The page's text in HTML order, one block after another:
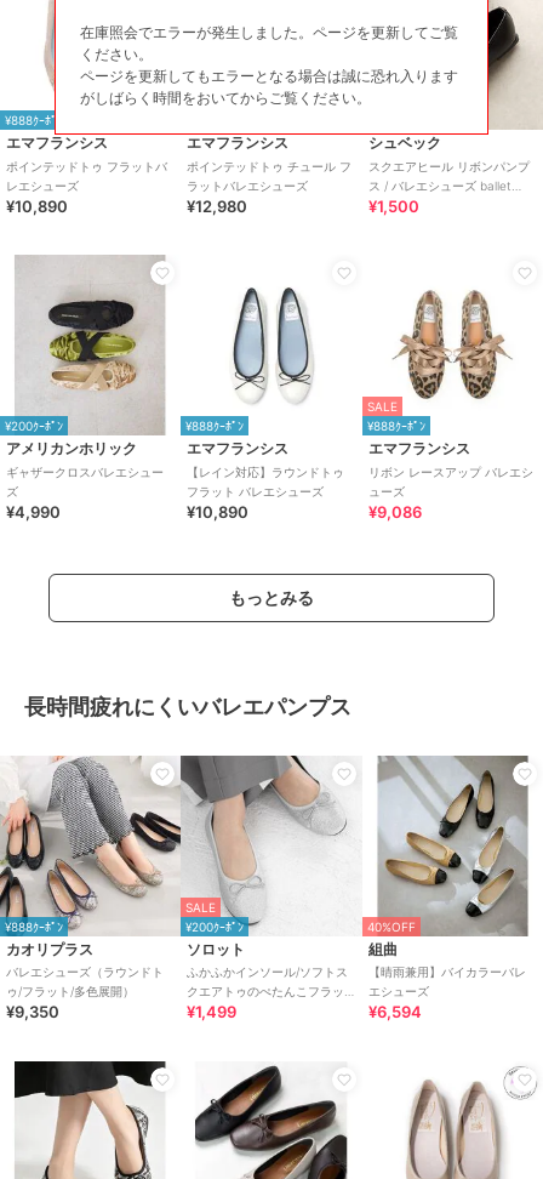
アトゥ
原産国 中国
¥888ｸｰﾎﾟﾝ
エマフランシス
ポインテッドトゥ フラットバ
レエシューズ
¥10,890
エマフランシス
ポインテッドトゥ チュール フ
ラットバレエシューズ
¥12,980
シュベック
スクエアヒール リボンパンプ
ス / バレエシューズ ballet
shoes
¥1,500
¥200ｸｰﾎﾟﾝ
アメリカンホリック
ギャザークロスバレエシュー
ズ
¥4,990
¥888ｸｰﾎﾟﾝ
エマフランシス
【レイン対応】ラウンドトゥ
フラット バレエシューズ
¥10,890
SALE
¥888ｸｰﾎﾟﾝ
エマフランシス
リボン レースアップ バレエシ
ューズ
¥9,086
もっとみる
長時間疲れにくいバレエパンプス
¥888ｸｰﾎﾟﾝ
カオリプラス
バレエシューズ（ラウンドト
ゥ/フラット/多色展開）
¥9,350
SALE
¥200ｸｰﾎﾟﾝ
ソロット
ふかふかインソール/ソフトス
クエアトゥのぺたんこフラッ
トバレエシューズ
¥1,499
40%OFF
組曲
【晴雨兼用】バイカラーバレ
エシューズ
¥6,594
在庫照会でエラーが発生しました。ページを更新してご覧
ください。
ページを更新してもエラーとなる場合は誠に恐れ入ります
がしばらく時間をおいてからご覧ください。